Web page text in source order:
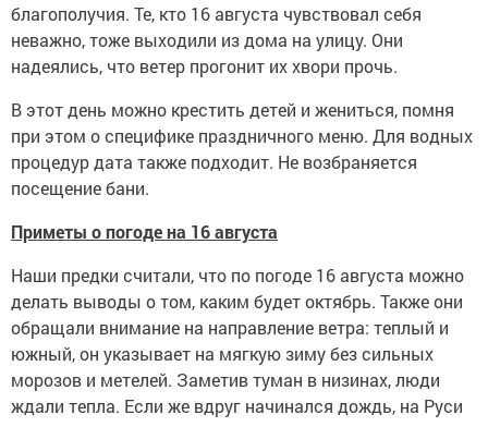
благополучия. Те, кто 16 августа чувствовал себя
неважно, тоже выходили из дома на улицу. Они
надеялись, что ветер прогонит их хвори прочь.
В этот день можно крестить детей и жениться, помня
при этом о специфике праздничного меню. Для водных
процедур дата также подходит. Не возбраняется
посещение бани.
Приметы о погоде на 16 августа
Наши предки считали, что по погоде 16 августа можно
делать выводы о том, каким будет октябрь. Также они
обращали внимание на направление ветра: теплый и
южный, он указывает на мягкую зиму без сильных
морозов и метелей. Заметив туман в низинах, люди
ждали тепла. Если же вдруг начинался дождь, на Руси